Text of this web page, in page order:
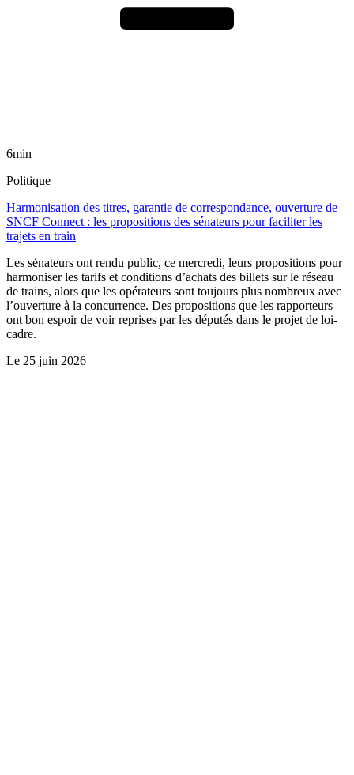
6min
Politique
Harmonisation des titres, garantie de correspondance, ouverture de
SNCF Connect : les propositions des sénateurs pour faciliter les
trajets en train
Les sénateurs ont rendu public, ce mercredi, leurs propositions pour
harmoniser les tarifs et conditions d’achats des billets sur le réseau
de trains, alors que les opérateurs sont toujours plus nombreux avec
l’ouverture à la concurrence. Des propositions que les rapporteurs
ont bon espoir de voir reprises par les députés dans le projet de loi-
cadre.
Le 25 juin 2026